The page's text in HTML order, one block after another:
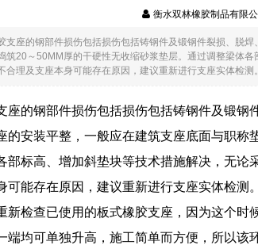
衡水双林橡胶制品有
支座的钢部件损伤包括损伤包括铸钢件及锻钢件裂损、脱
筑20～50MM厚的干硬性无收缩砂浆垫层。通过调整梁体
合理及支座本身可能存在原因，建议重新进行支座实体检测
座的钢部件损伤包括损伤包括铸钢件及锻钢
的安装平整，一般应在建筑支座底面与职称
部标高、增加斜垫块等技术措施解决，无
可能存在原因，建议重新进行支座实体检测。
新检查已使用的板式橡胶支座，因为这个
端均可单独升高，施工简单而方便，所以该